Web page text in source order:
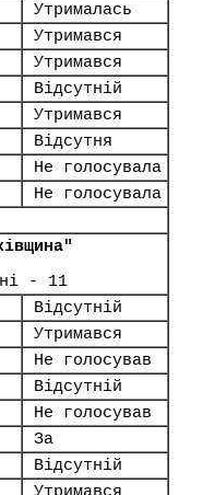
Утрималась
Утримався
Утримався
Відсутній
Утримався
Відсутня
Не голосувала
Не голосувала
- 11
Відсутній
Утримався
Не голосував
Відсутній
Не голосував
За
Відсутній